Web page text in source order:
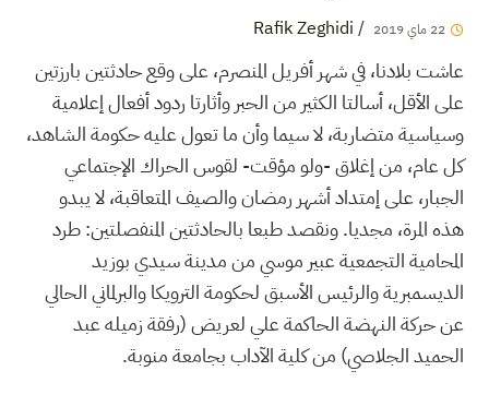
22 ماي2019
/
Rafik Zeghidi
عاشت بلادنا، في شهر أفريل المنصرم، على وقع حادثتين بارزتين
على الأقل، أسالتا الكثير من الحبر وأثارتا ردود أفعال إعلامية
وسياسية متضاربة، لا سيما وأن ما تعول عليه حكومة الشاهد،
كل عام، من إغلاق -ولو مؤقت- لقوس الحراك الإجتماعي
الجبار، على إمتداد أشهر رمضان والصيف المتعاقبة، لا يبدو
هذه المرة، مجديا. ونقصد طبعا بالحادثتين المنفصلتين: طرد
المحامية التجمعية عبير موسي من مدينة سيدي بوزيد
الديسمبرية والرئيس الأسبق لحكومة الترويكا والبرلماني الحالي
عن حركة النهضة الحاكمة علي لعريض (رفقة زميله عبد
الحميد الجلاصي) من كلية الآداب بجامعة منوبة.